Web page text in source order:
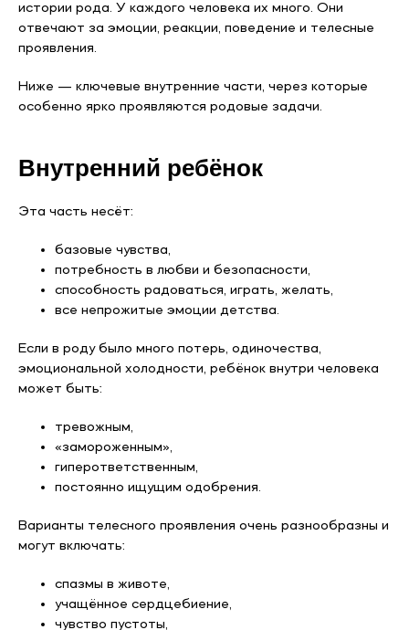
истории рода. У каждого человека их много. Они
отвечают за эмоции, реакции, поведение и телесные
проявления.
Ниже — ключевые внутренние части, через которые
особенно ярко проявляются родовые задачи.
Внутренний ребёнок
Эта часть несёт:
базовые чувства,
потребность в любви и безопасности,
способность радоваться, играть, желать,
все непрожитые эмоции детства.
Если в роду было много потерь, одиночества,
эмоциональной холодности, ребёнок внутри человека
может быть:
тревожным,
«замороженным»,
гиперответственным,
постоянно ищущим одобрения.
Варианты телесного проявления очень разнообразны и
могут включать:
спазмы в животе,
учащённое сердцебиение,
чувство пустоты,